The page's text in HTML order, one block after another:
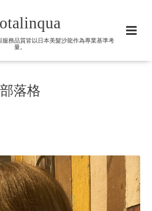
務品質皆以日本美髮沙龍作為專業基準考
量。
部落格